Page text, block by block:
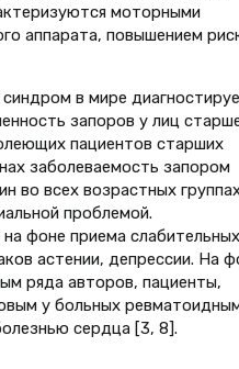
моторными
аппарата, повышением
в мире
запоров у лиц
пациентов старших
заболеваемость запором
во всех возрастных
проблемой.
фоне приема слабительных
астении, депрессии. На
ряда авторов, пациенты,
у больных
сердца [3, 8].